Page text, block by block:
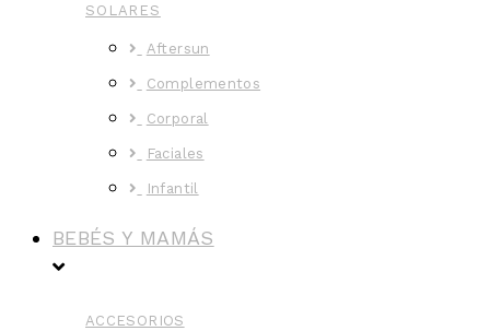
SOLARES
Aftersun
Complementos
Corporal
Faciales
Infantil
BEBÉS Y MAMÁS
ACCESORIOS